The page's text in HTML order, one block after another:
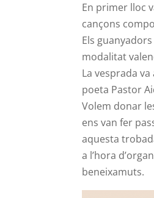
En primer lloc
cançons
Els
modalitat
La vesprada
poeta Pastor
Volem donar
ens van fer
aquesta
a l’hora
beneixamuts.